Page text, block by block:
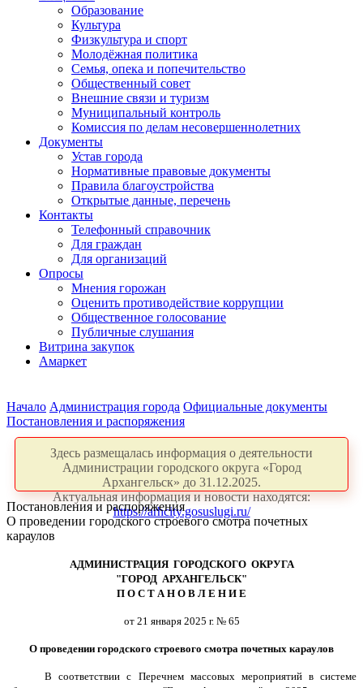
Образование
Культура
Физкультура и спорт
Молодёжная политика
Семья, опека и попечительство
Общественный совет
Внешние связи и туризм
Муниципальный контроль
Комиссия по делам несовершеннолетних
Документы
Устав города
Нормативные правовые документы
Правила благоустройства
Открытые данные, перечень
Контакты
Телефонный справочник
Для граждан
Для организаций
Опросы
Мнения горожан
Оценить противодействие коррупции
Общественное голосование
Публичные слушания
Витрина закупок
Амаркет
Начало Администрация города Официальные документы
Постановления и распоряжения
Здесь размещалась информация о деятельности
Администрации городского округа «Город
Архангельск» до 31.12.2025.
Актуальная информация и новости находятся:
https://arhcity.gosuslugi.ru/
Постановления и распоряжения
О проведении городского строевого смотра почетных
караулов
АДМИНИСТРАЦИЯ ГОРОДСКОГО ОКРУГА
"ГОРОД АРХАНГЕЛЬСК"
П О С Т А Н О В Л Е Н И Е
от 21 января 2025 г. № 65
О проведении городского строевого смотра почетных караулов
В соответствии с Перечнем массовых мероприятий в системе